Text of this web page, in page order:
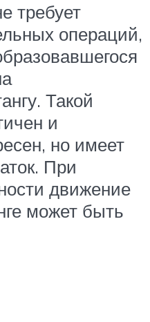
требует
операций,
Такой
и
но имеет
При
движение
может быть